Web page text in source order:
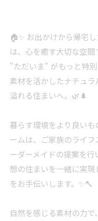
🏠✨ お出かけから帰宅
は、心を癒す大切な空
"ただいま" がもっと特
素材を活かしたナチュ
溢れる住まいへ。🌿🌲
暮らす環境をより良い
ームは、ご家族のライ
ーダーメイドの提案を
想の住まいを一緒に実
をお手伝いします。✨🔨
自然を感じる素材の力